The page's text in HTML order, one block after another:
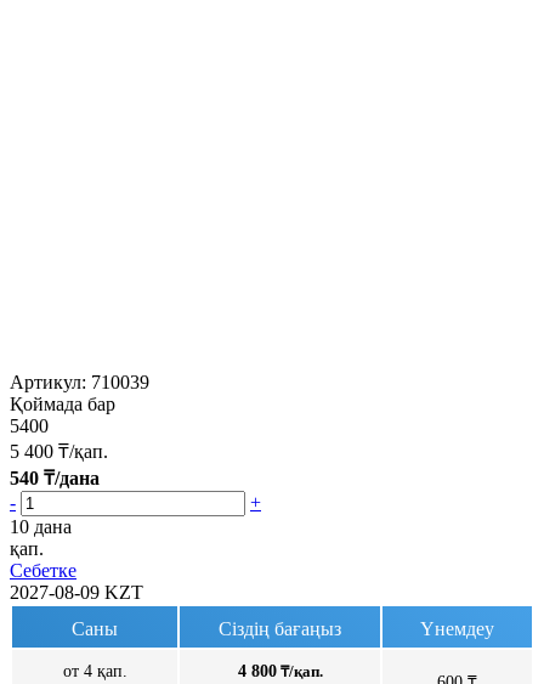
Артикул: 710039
Қоймада бар
5400
5 400 ₸/қап.
540 ₸/дана
-
+
10 дана
қап.
Себетке
2027-08-09 KZT
Саны
Сіздің бағаңыз Үнемдеу
от 4 қап. 4 800₸/қап.